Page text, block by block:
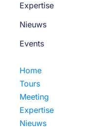
Expertise
Nieuws
Events
Home
Tours
Meeting
Expertise
Nieuws